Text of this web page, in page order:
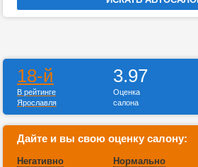
18-й
В рейтинге
Ярославля
3.97
Оценка
салона
Дайте и вы свою оценку салону:
Негативно Нормально